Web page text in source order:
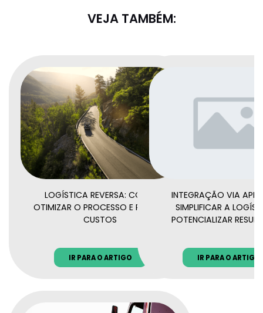
VEJA TAMBÉM:
LOGÍSTICA REVERSA: COMO
OTIMIZAR O PROCESSO E REDUZIR
CUSTOS
IR PARA O ARTIGO
INTEGRAÇÃO VIA API:
SIMPLIFICAR A
POTENCIALIZAR
IR PARA O ARTIGO